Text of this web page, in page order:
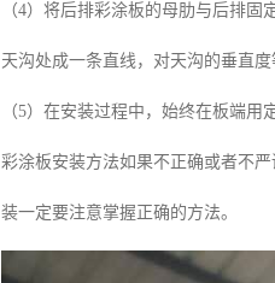
（4）将后排彩涂板的母肋与后排
天沟处成一条直线，对天沟的垂直度
（5）在安装过程中，始终在板端用
彩涂板安装方法如果不正确或者不
装一定要注意掌握正确的方法。